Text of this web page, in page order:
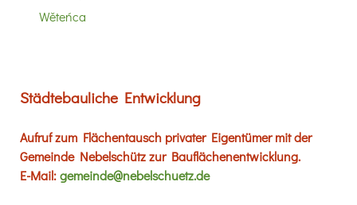
Wěteńca
Städtebauliche Entwicklung
Aufruf zum Flächentausch privater Eigentümer mit der
Gemeinde Nebelschütz zur Bauflächenentwicklung.
E-Mail:gemeinde@nebelschuetz.de